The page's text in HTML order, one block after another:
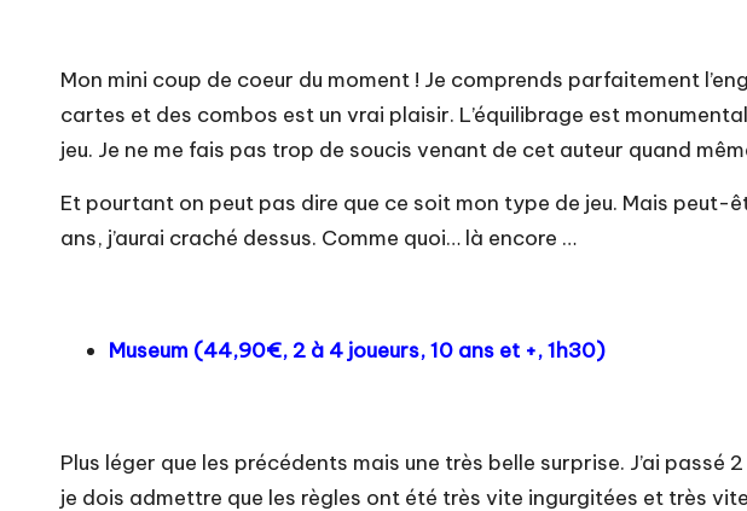
Mon mini coup de coeur du moment ! Je comprends parfaitement
cartes et des combos est un vrai plaisir. L’équilibrage est
jeu. Je ne me fais pas trop de soucis venant de cet auteur quand
Et pourtant on peut pas dire que ce soit mon type de jeu. Mais peut-
ans, j’aurai craché dessus. Comme quoi… là encore …
Museum (44,90€, 2 à 4 joueurs, 10 ans et +, 1h30)
Plus léger que les précédents mais une très belle surprise. J’ai
je dois admettre que les règles ont été très vite ingurgitées et très